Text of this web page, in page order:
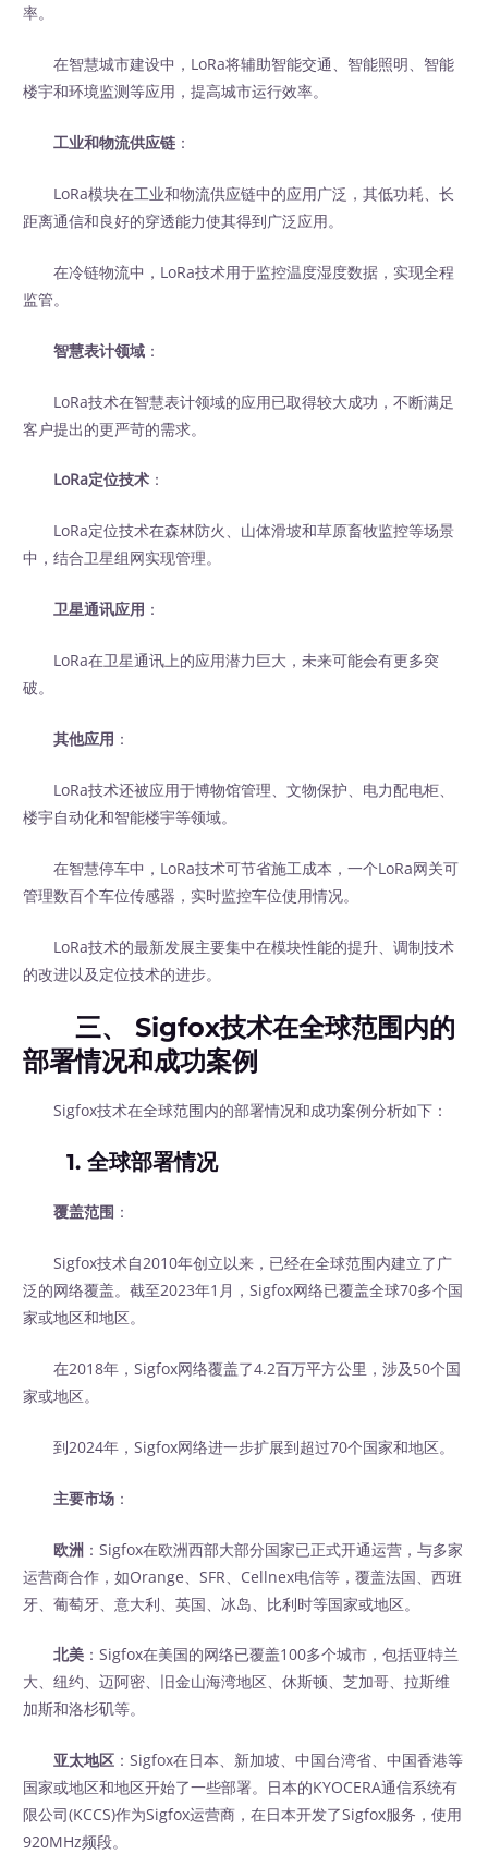
率。
在智慧城市建设中，LoRa将辅助智能交通、智能照明、智能
楼宇和环境监测等应用，提高城市运行效率。
工业和物流供应链 ：
LoRa模块在工业和物流供应链中的应用广泛，其低功耗、长
距离通信和良好的穿透能力使其得到广泛应用。
在冷链物流中，LoRa技术用于监控温度湿度数据，实现全程
监管。
智慧表计领域 ：
LoRa技术在智慧表计领域的应用已取得较大成功，不断满足
客户提出的更严苛的需求。
LoRa定位技术 ：
LoRa定位技术在森林防火、山体滑坡和草原畜牧监控等场景
中，结合卫星组网实现管理。
卫星通讯应用 ：
LoRa在卫星通讯上的应用潜力巨大，未来可能会有更多突
破。
其他应用 ：
LoRa技术还被应用于博物馆管理、文物保护、电力配电柜、
楼宇自动化和智能楼宇等领域。
在智慧停车中，LoRa技术可节省施工成本，一个LoRa网关可
管理数百个车位传感器，实时监控车位使用情况。
LoRa技术的最新发展主要集中在模块性能的提升、调制技术
的改进以及定位技术的进步。
三、 Sigfox技术在全球范围内的
部署情况和成功案例
Sigfox技术在全球范围内的部署情况和成功案例分析如下：
1. 全球部署情况
覆盖范围 ：
Sigfox技术自2010年创立以来，已经在全球范围内建立了广
泛的网络覆盖。截至2023年1月，Sigfox网络已覆盖全球70多个国
家或地区和地区。
在2018年，Sigfox网络覆盖了4.2百万平方公里，涉及50个国
家或地区。
到2024年，Sigfox网络进一步扩展到超过70个国家和地区。
主要市场 ：
欧洲 ：Sigfox在欧洲西部大部分国家已正式开通运营，与多家
运营商合作，如Orange、SFR、Cellnex电信等，覆盖法国、西班
牙、葡萄牙、意大利、英国、冰岛、比利时等国家或地区。
北美 ：Sigfox在美国的网络已覆盖100多个城市，包括亚特兰
大、纽约、迈阿密、旧金山海湾地区、休斯顿、芝加哥、拉斯维
加斯和洛杉矶等。
亚太地区 ：Sigfox在日本、新加坡、中国台湾省、中国香港等
国家或地区和地区开始了一些部署。日本的KYOCERA通信系统有
限公司(KCCS)作为Sigfox运营商，在日本开发了Sigfox服务，使用
920MHz频段。